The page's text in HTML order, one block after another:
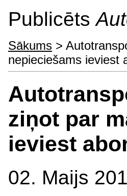
Publicēts
Sākums >
nepieciešams ieviest
ziņot par
ieviest
02. Maijs